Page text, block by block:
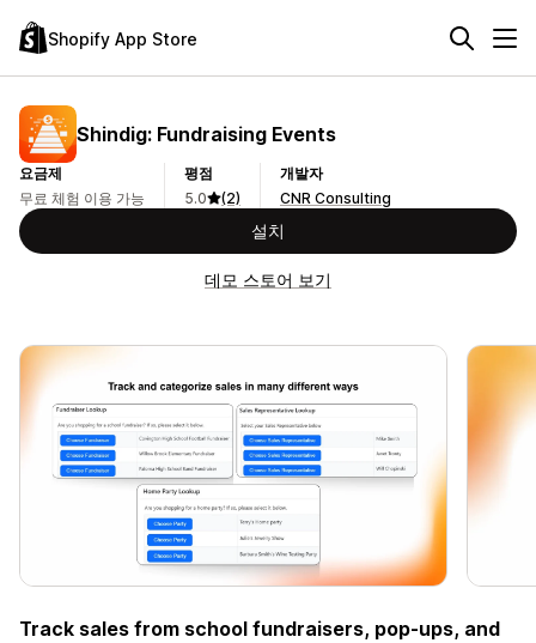
Shopify App Store
Shindig: Fundraising Events
요금제
무료 체험 이용 가능
평점
5.0
(2)
개발자
CNR Consulting
설치
데모 스토어 보기
Track sales from school fundraisers, pop-ups, and